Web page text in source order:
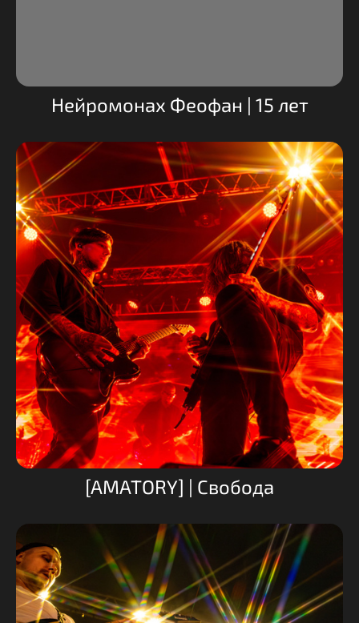
Нейромонах Феофан | 15 лет
[AMATORY] | Свобода